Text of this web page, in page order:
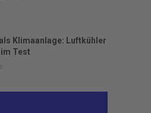
Klimaanlage: Luftkühler
Test